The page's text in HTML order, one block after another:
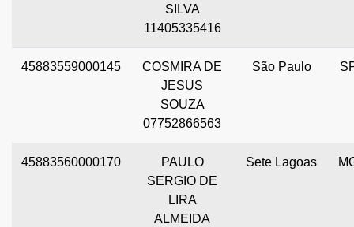
SILVA
11405335416
45883559000145
COSMIRA DE
JESUS
SOUZA
07752866563
São Paulo
45883560000170
PAULO
SERGIO DE
LIRA
ALMEIDA
Sete Lagoas